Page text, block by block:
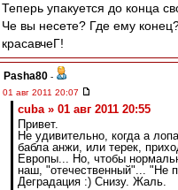
Теперь упакуется до конца
Че вы несете? Где ему
красавчеГ!
Pasha80 -
01 авг 2011 20:07
cuba » 01 авг 2011 20:55
Привет.
Не удивительно, когда а
бабла анжи, или терек,
Европы... Но, чтобы
наш, "отечественный"... "Не
Деградация :) Снизу. Жаль.